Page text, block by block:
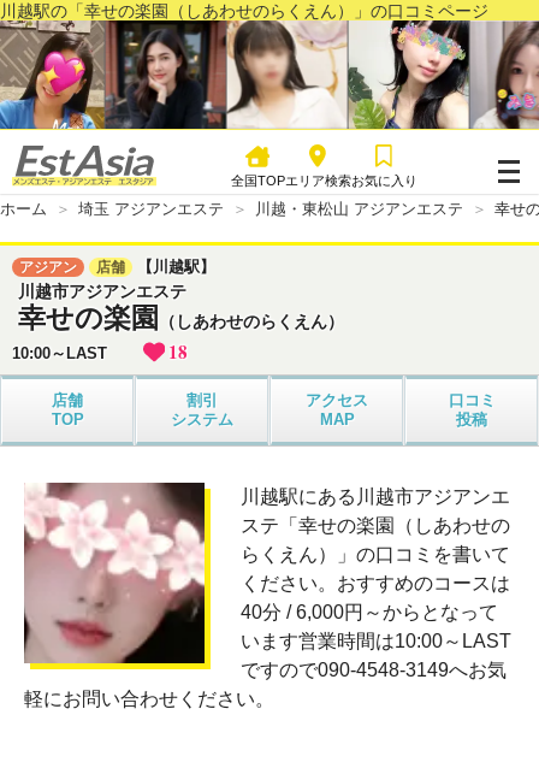
川越駅の「幸せの楽園（しあわせのらくえん）」の口コミページ
全国TOPエリア検索お気に入り
ホーム 埼玉 アジアンエステ 川越・東松山 アジアンエステ 幸せ
アジアン 店舗 【川越駅】
川越市アジアンエステ
幸せの楽園 （しあわせのらくえん）
10:00～LAST 18
店舗
TOP
割引
システム
アクセス
MAP
口コミ
投稿
川越駅にある川越市アジアンエ
ステ「幸せの楽園（しあわせの
らくえん）」の口コミを書いて
ください。おすすめのコースは
40分 / 6,000円～からとなって
います営業時間は10:00～LAST
ですので090-4548-3149へお気
軽にお問い合わせください。